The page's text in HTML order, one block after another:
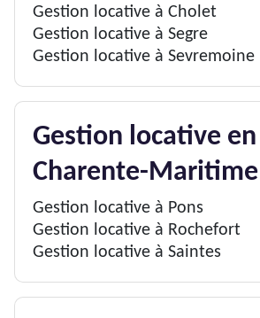
Gestion locative à Cholet
Gestion locative à Segre
Gestion locative à Sevremoine
Gestion locative en
Charente-Maritime
Gestion locative à Pons
Gestion locative à Rochefort
Gestion locative à Saintes